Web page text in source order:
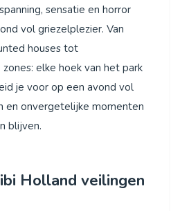
sensatie en horror
vol griezelplezier. Van
houses tot
elke hoek van het park
je voor op een avond vol
en onvergetelijke momenten
blijven.
Holland veilingen